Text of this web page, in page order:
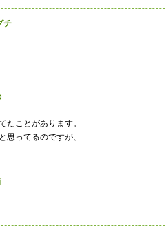
チ
たことがあります。
思ってるのですが、